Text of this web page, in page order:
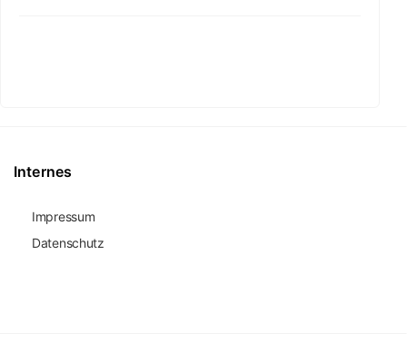
Internes
Impressum
Datenschutz